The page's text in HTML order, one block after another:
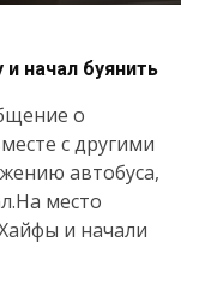
начал буянить
о
с другими
автобуса,
место
и начали